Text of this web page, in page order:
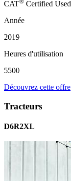
CAT
Certified Used
Année
2019
Heures d'utilisation
5500
Découvrez cette offre
Tracteurs
D6R2XL